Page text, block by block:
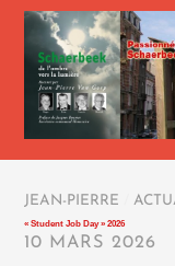
JEAN-PIERRE
« Student Job Day » 2026
10 MARS 2026